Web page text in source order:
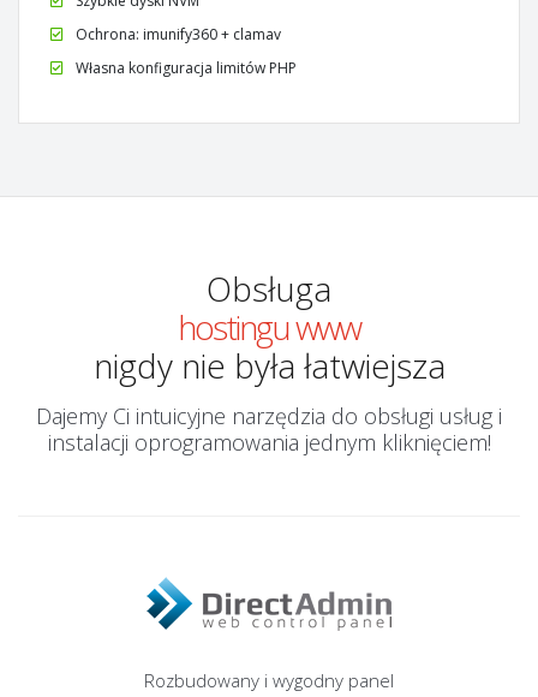
Ochrona: imunify360 + clamav
Własna konfiguracja limitów PHP
Obsługa
hostingu www
nigdy nie była łatwiejsza
Dajemy Ci intuicyjne narzędzia do obsługi usług i
instalacji oprogramowania jednym kliknięciem!
Rozbudowany i wygodny panel